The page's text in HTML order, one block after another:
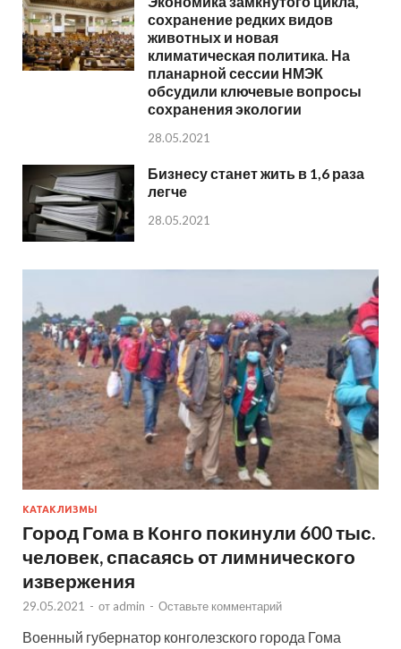
сохранение редких видов
животных и новая
климатическая политика. На
планарной сессии НМЭК
обсудили ключевые вопросы
сохранения экологии
28.05.2021
Бизнесу станет жить в 1,6 раза
легче
28.05.2021
КАТАКЛИЗМЫ
Город Гома в Конго покинули 600 тыс.
человек, спасаясь от лимнического
извержения
29.05.2021 - от admin - Оставьте комментарий
Военный губернатор конголезского города Гома